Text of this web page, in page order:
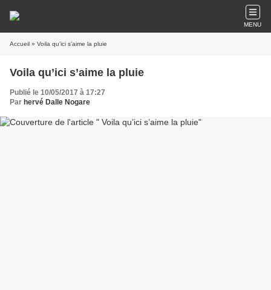
MENU
Accueil » Voila qu’ici s’aime la pluie
Voila qu’ici s’aime la pluie
Publié le 10/05/2017 à 17:27
Par hervé Dalle Nogare